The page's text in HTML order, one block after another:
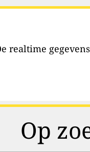
realtime
Op